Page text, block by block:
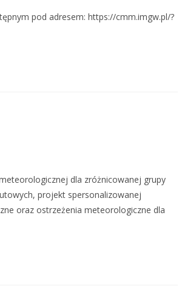
pod adresem: https://cmm.imgw.pl/?
dla zróżnicowanej grupy
projekt spersonalizowanej
oraz ostrzeżenia meteorologiczne dla